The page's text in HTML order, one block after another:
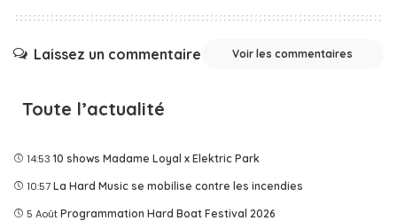
Laissez un commentaire Voir les commentaires
Toute l’actualité
14:53 10 shows Madame Loyal x Elektric Park
10:57 La Hard Music se mobilise contre les incendies
5 Août Programmation Hard Boat Festival 2026